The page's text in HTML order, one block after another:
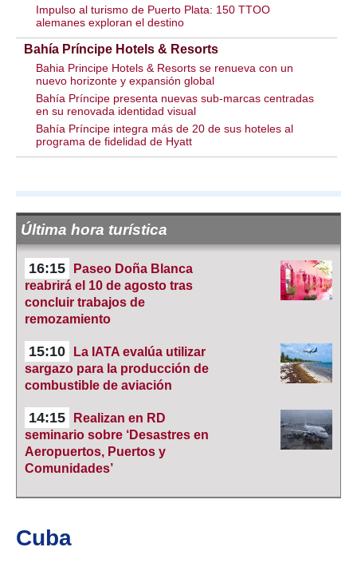
Impulso al turismo de Puerto Plata: 150 TTOO
alemanes exploran el destino
Bahía Príncipe Hotels & Resorts
Bahia Principe Hotels & Resorts se renueva con un
nuevo horizonte y expansión global
Bahía Príncipe presenta nuevas sub-marcas centradas
en su renovada identidad visual
Bahía Príncipe integra más de 20 de sus hoteles al
programa de fidelidad de Hyatt
Última hora turística
16:15
Paseo Doña Blanca
reabrirá el 10 de agosto tras
concluir trabajos de
remozamiento
15:10
La IATA evalúa utilizar
sargazo para la producción de
combustible de aviación
14:15
Realizan en RD
seminario sobre ‘Desastres en
Aeropuertos, Puertos y
Comunidades’
Cuba